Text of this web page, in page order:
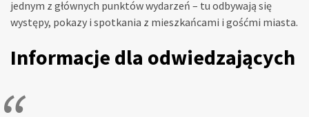
jednym z głównych punktów wydarzeń – tu odbywają się
występy, pokazy i spotkania z mieszkańcami i gośćmi miasta.
Informacje dla odwiedzających